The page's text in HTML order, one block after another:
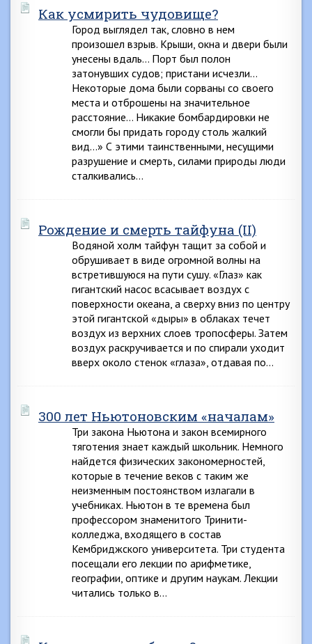
Как усмирить чудовище?
Город выглядел так, словно в нем
произошел взрыв. Крыши, окна и двери были
унесены вдаль… Порт был полон
затонувших судов; пристани исчезли…
Некоторые дома были сорваны со своего
места и отброшены на значительное
расстояние… Никакие бомбардировки не
смогли бы придать городу столь жалкий
вид…» С этими таинственными, несущими
разрушение и смерть, силами природы люди
сталкивались…
Рождение и смерть тайфуна (II)
Водяной холм тайфун тащит за собой и
обрушивает в виде огромной волны на
встретившуюся на пути сушу. «Глаз» как
гигантский насос всасывает воздух с
поверхности океана, а сверху вниз по центру
этой гигантской «дыры» в облаках течет
воздух из верхних слоев тропосферы. Затем
воздух раскручивается и по спирали уходит
вверх около стенок «глаза», отдавая по…
300 лет Ньютоновским «началам»
Три закона Ньютона и закон всемирного
тяготения знает каждый школьник. Немного
найдется физических закономерностей,
которые в течение веков с таким же
неизменным постоянством излагали в
учебниках. Ньютон в те времена был
профессором знаменитого Тринити-
колледжа, входящего в состав
Кембриджского университета. Три студента
посещали его лекции по арифметике,
географии, оптике и другим наукам. Лекции
читались только в…